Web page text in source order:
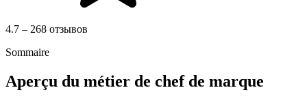
4.7 – 268 отзывов
Sommaire
Aperçu du métier de chef de marque